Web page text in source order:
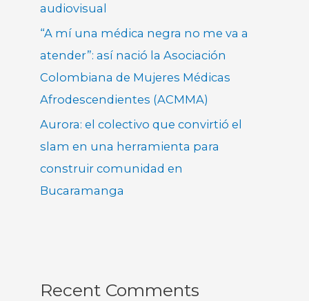
audiovisual
“A mí una médica negra no me va a
atender”: así nació la Asociación
Colombiana de Mujeres Médicas
Afrodescendientes (ACMMA)
Aurora: el colectivo que convirtió el
slam en una herramienta para
construir comunidad en
Bucaramanga
Recent Comments